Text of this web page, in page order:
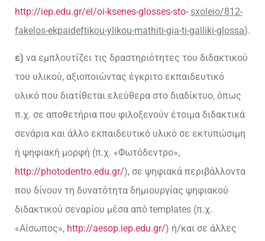
http://iep.edu.gr/el/oi-ksenes-glosses-sto- sxoleio/812-
fakelos-ekpaideftikou-ylikou-mathiti-gia-ti-galliki-glossa).
ε) να εμπλουτίζει τις δραστηριότητες του διδακτικού
του υλικού, αξιοποιώντας έγκριτο εκπαιδευτικό
υλικό που διατίθεται ελεύθερα στο διαδίκτυο, όπως
π.χ. σε αποθετήρια που φιλοξενούν έτοιμα διδακτικά
σενάρια και άλλο εκπαιδευτικό υλικό σε εκτυπώσιμη
ή ψηφιακή μορφή (π.χ. «Φωτόδεντρο»,
http://photodentro.edu.gr/), σε ψηφιακά περιβάλλοντα
που δίνουν τη δυνατότητα δημιουργίας ψηφιακού
διδακτικού σεναρίου μέσα από templates (π.χ.
«Αίσωπος», http://aesop.iep.edu.gr/) ή/και σε άλλες